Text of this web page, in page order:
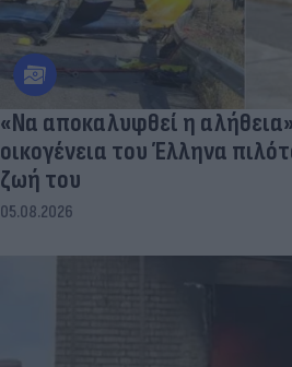
«Να αποκαλυφθεί η
οικογένεια του Έλληνα
ζωή του
05.08.2026